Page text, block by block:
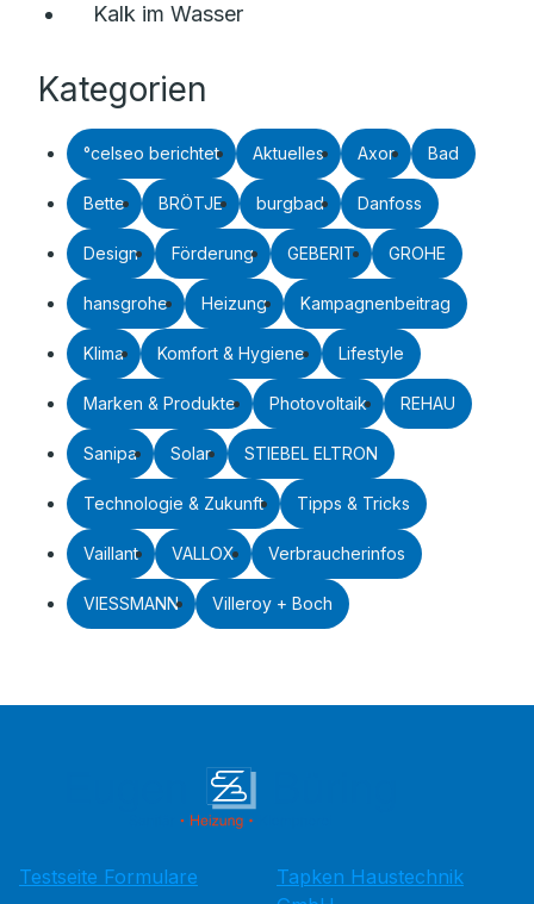
Kalk im Wasser
Kategorien
°celseo berichtet Aktuelles Axor Bad
Bette BRÖTJE burgbad Danfoss
Design Förderung GEBERIT GROHE
hansgrohe Heizung Kampagnenbeitrag
Klima Komfort & Hygiene Lifestyle
Marken & Produkte Photovoltaik REHAU
Sanipa Solar STIEBEL ELTRON
Technologie & Zukunft Tipps & Tricks
Vaillant VALLOX Verbraucherinfos
VIESSMANN Villeroy + Boch
Testseite Formulare
Tapken Haustechnik